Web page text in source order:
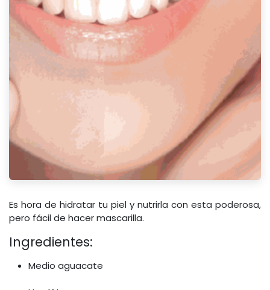
Es hora de hidratar tu piel y nutrirla con esta poderosa,
pero fácil de hacer mascarilla.
Ingredientes:
Medio aguacate